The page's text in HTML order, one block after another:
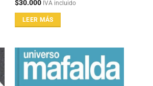
$30.000 IVA incluido
LEER MÁS